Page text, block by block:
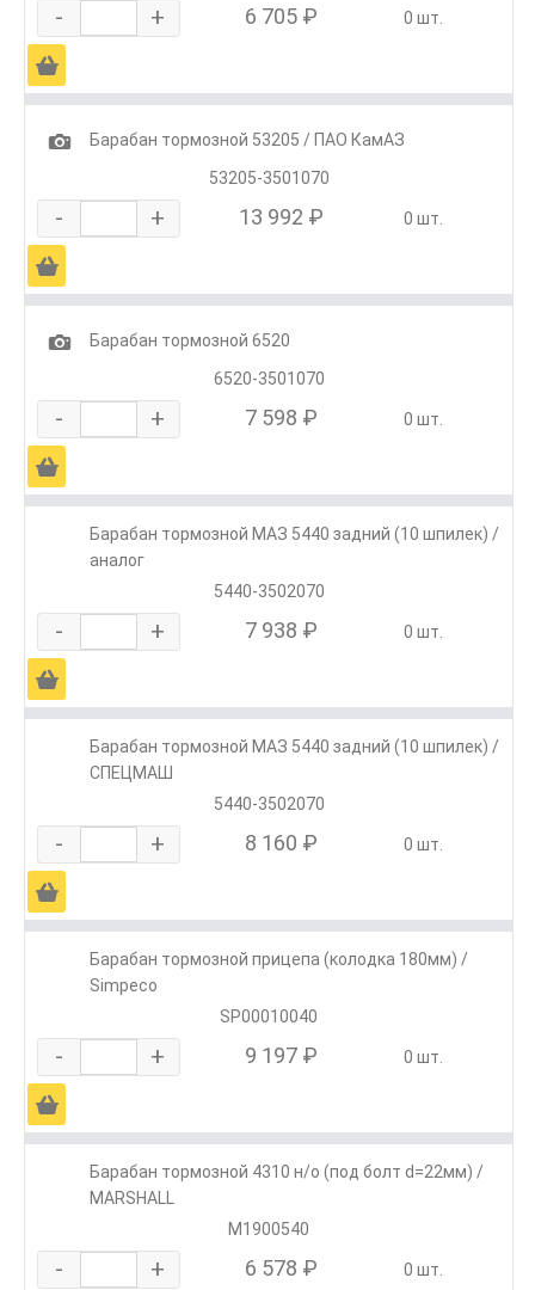
- + 6 705 ₽ 0 шт.
Ä
1
Барабан тормозной 53205 / ПАО КамАЗ
53205-3501070
- + 13 992 ₽ 0 шт.
Ä
1
Барабан тормозной 6520
6520-3501070
- + 7 598 ₽ 0 шт.
Ä
Барабан тормозной МАЗ 5440 задний (10 шпилек) /
аналог
5440-3502070
- + 7 938 ₽ 0 шт.
Ä
Барабан тормозной МАЗ 5440 задний (10 шпилек) /
СПЕЦМАШ
5440-3502070
- + 8 160 ₽ 0 шт.
Ä
Барабан тормозной прицепа (колодка 180мм) /
Simpeco
SP00010040
- + 9 197 ₽ 0 шт.
Ä
Барабан тормозной 4310 н/о (под болт d=22мм) /
MARSHALL
M1900540
- + 6 578 ₽ 0 шт.